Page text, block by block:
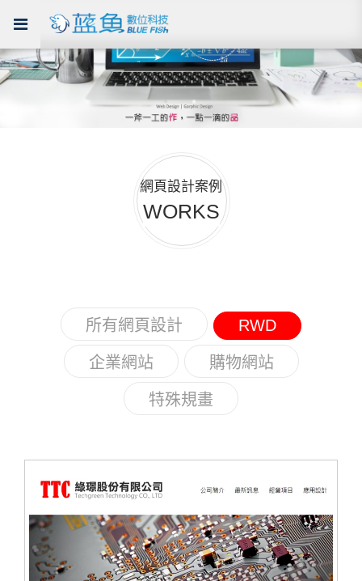
網頁設計案例
WORKS
所有網頁設計 RWD
企業網站 購物網站
特殊規畫